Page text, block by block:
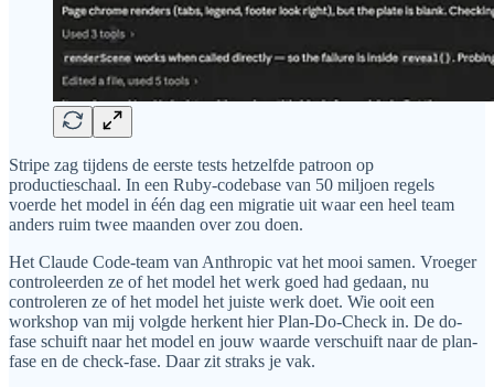
Stripe zag tijdens de eerste tests hetzelfde patroon op
productieschaal. In een Ruby-codebase van 50 miljoen regels
voerde het model in één dag een migratie uit waar een heel team
anders ruim twee maanden over zou doen.
Het Claude Code-team van Anthropic vat het mooi samen. Vroeger
controleerden ze of het model het werk goed had gedaan, nu
controleren ze of het model het juiste werk doet. Wie ooit een
workshop van mij volgde herkent hier Plan-Do-Check in. De do-
fase schuift naar het model en jouw waarde verschuift naar de plan-
fase en de check-fase. Daar zit straks je vak.